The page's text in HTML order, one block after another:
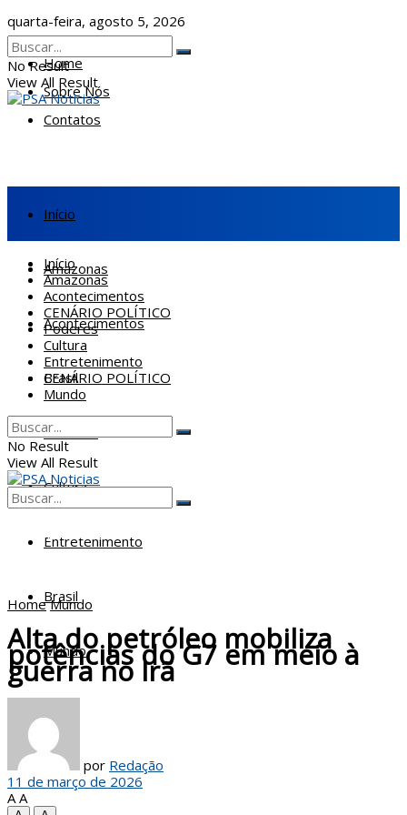
quarta-feira, agosto 5, 2026
Home
Sobre Nós
Contatos
No Result
View All Result
Início
Amazonas
Acontecimentos
CENÁRIO POLÍTICO
Poderes
Cultura
Entretenimento
Brasil
Mundo
Início
Amazonas
Acontecimentos
CENÁRIO POLÍTICO
Poderes
Cultura
Entretenimento
Brasil
Mundo
No Result
View All Result
View All Result
Home Mundo
Alta do petróleo mobiliza
potências do G7 em meio à
guerra no Irã
por Redação
11 de março de 2026
A A